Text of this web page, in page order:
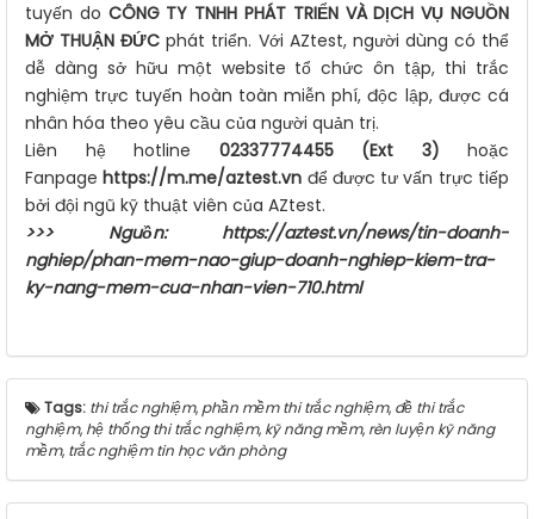
tuyến do CÔNG TY TNHH PHÁT TRIỂN VÀ DỊCH VỤ NGUỒN
MỞ THUẬN ĐỨC phát triển. Với AZtest, người dùng có thể
dễ dàng sở hữu một website tổ chức ôn tập, thi trắc
nghiệm trực tuyến hoàn toàn miễn phí, độc lập, được cá
nhân hóa theo yêu cầu của người quản trị.
Liên hệ hotline 02337774455 (Ext 3) hoặc
Fanpagehttps://m.me/aztest.vn để được tư vấn trực tiếp
bởi đội ngũ kỹ thuật viên của AZtest.
>>> Nguồn: https://aztest.vn/news/tin-doanh-
nghiep/phan-mem-nao-giup-doanh-nghiep-kiem-tra-
ky-nang-mem-cua-nhan-vien-710.html
Tags: thi trắc nghiệm,phần mềm thi trắc nghiệm, đề thi trắc
nghiệm, hệ thống thi trắc nghiệm, kỹ năng mềm, rèn luyện kỹ năng
mềm, trắc nghiệm tin học văn phòng